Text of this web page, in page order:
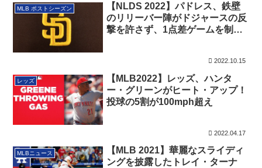
MLB ポストシーズン
【NLDS 2022】パドレス、鉄壁
のリリーバー陣がドジャースの反
撃を許さず、1点差ゲームを制
2022.10.15
レッズ
【MLB2022】レッズ、ハンタ
ー・グリーンがヒート・アップ！
投球の5割が100mph超え
2022.04.17
MLBニュース
【MLB 2021】華麗なスライディ
ングを披露したトレイ・ターナ